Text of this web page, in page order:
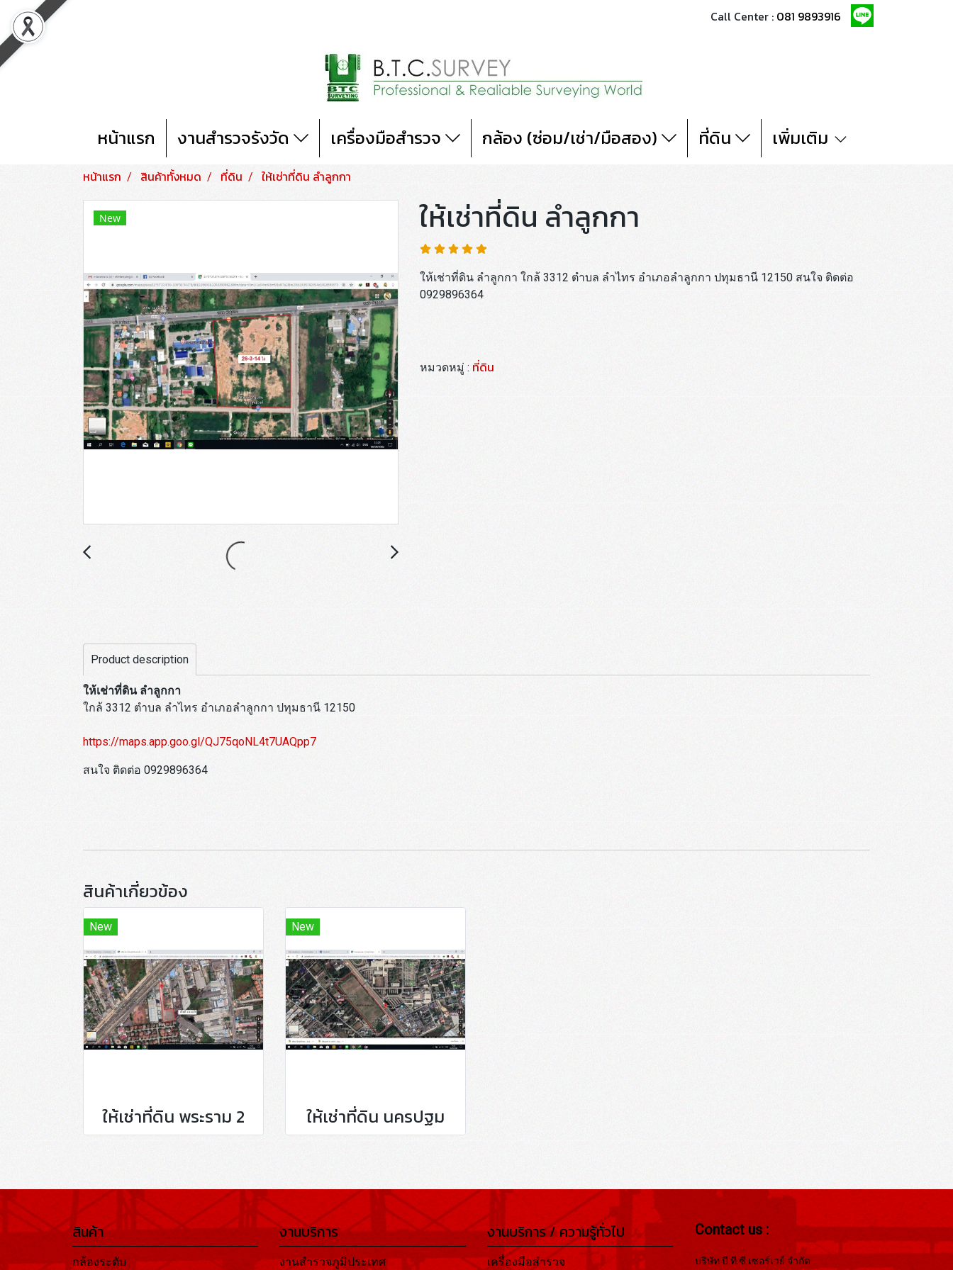
Call Center : 081 9893916
หน้าแรก งานสำรวจรังวัด เครื่องมือสำรวจ กล้อง (ซ่อม/เช่า/มือสอง) ที่ดิน เพิ่มเติม
หน้าแรก สินค้าทั้งหมด ที่ดิน ให้เช่าที่ดิน ลำลูกกา
New ให้เช่าที่ดิน ลำลูกกา
ให้เช่าที่ดิน ลำลูกกา ใกล้ 3312 ตำบล ลำไทร อำเภอลำลูกกา ปทุมธานี 12150 สนใจ ติดต่อ
0929896364
หมวดหมู่ : ที่ดิน
Product description
ให้เช่าที่ดิน ลำลูกกา
ใกล้ 3312 ตำบล ลำไทร อำเภอลำลูกกา ปทุมธานี 12150
https://maps.app.goo.gl/QJ75qoNL4t7UAQpp7
สนใจ ติดต่อ 0929896364
สินค้าเกี่ยวข้อง
New
ให้เช่าที่ดิน พระราม 2
New
ให้เช่าที่ดิน นครปฐม
สินค้า
กล้องระดับ
งานบริการ
งานสำรวจภูมิประเทศ
งานบริการ / ความรู้ทั่วไป
เครื่องมือสำรวจ
Contact us :
บริษัท บี.ที.ซี.เซอร์เวย์ จำกัด